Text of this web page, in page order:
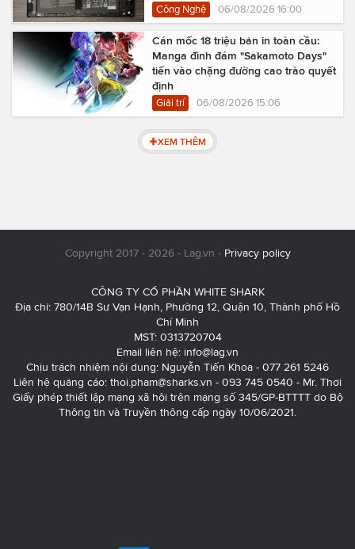
Công Nghệ 06/08/2026 16:00
Cán mốc 18 triệu bản in toàn cầu:
Manga đình đám "Sakamoto Days"
tiến vào chặng đường cao trào quyết
định
Giải trí 06/08/2026 15:06
XEM THÊM
Copyright 2017 - 2026 - Lag.vn - Privacy policy
CÔNG TY CỔ PHẦN WHITE SHARK
Địa chỉ: 780/14B Sư Vạn Hạnh, Phường 12, Quận 10, Thành phố Hồ
Chí Minh
MST: 0313720704
Email liên hệ: info@lag.vn
Chịu trách nhiệm nội dung: Nguyễn Tiến Khoa - 077 261 5246
Liên hệ quảng cáo: thoi.pham@sharks.vn - 093 745 0540 - Mr. Thơi
Giấy phép thiết lập mạng xã hội trên mạng số 345/GP-BTTTT do Bộ
Thông tin và Truyền thông cấp ngày 10/06/2021.